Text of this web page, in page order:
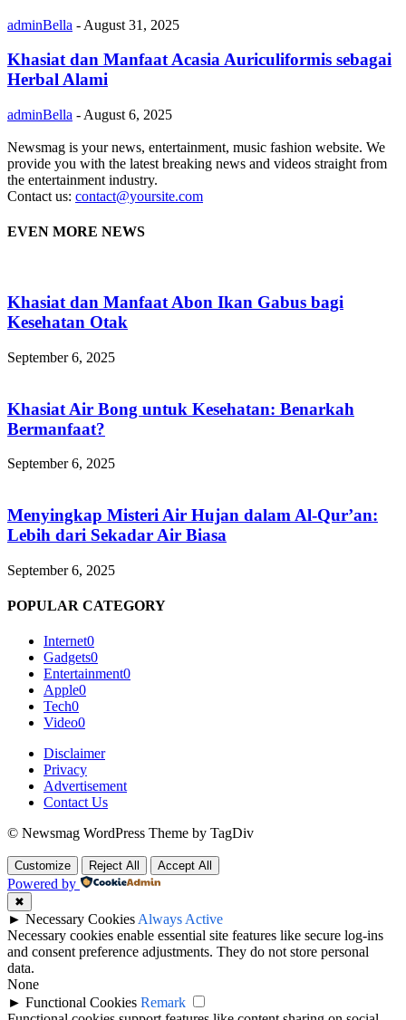
adminBella - August 31, 2025
Khasiat dan Manfaat Acasia Auriculiformis sebagai
Herbal Alami
adminBella - August 6, 2025
Newsmag is your news, entertainment, music fashion website. We
provide you with the latest breaking news and videos straight from
the entertainment industry.
Contact us: contact@yoursite.com
EVEN MORE NEWS
Khasiat dan Manfaat Abon Ikan Gabus bagi
Kesehatan Otak
September 6, 2025
Khasiat Air Bong untuk Kesehatan: Benarkah
Bermanfaat?
September 6, 2025
Menyingkap Misteri Air Hujan dalam Al-Qur’an:
Lebih dari Sekadar Air Biasa
September 6, 2025
POPULAR CATEGORY
Internet0
Gadgets0
Entertainment0
Apple0
Tech0
Video0
Disclaimer
Privacy
Advertisement
Contact Us
© Newsmag WordPress Theme by TagDiv
Customize Reject All Accept All
Powered by
✖
► Necessary Cookies Always Active
Necessary cookies enable essential site features like secure log-ins
and consent preference adjustments. They do not store personal
data.
None
► Functional Cookies Remark